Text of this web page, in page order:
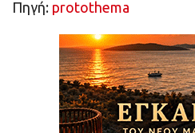
Πηγή: protothema